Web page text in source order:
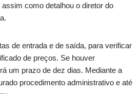
como detalhou o diretor do
de entrada e de saída, para verificar
de preços. Se houver
um prazo de dez dias. Mediante a
procedimento administrativo e até